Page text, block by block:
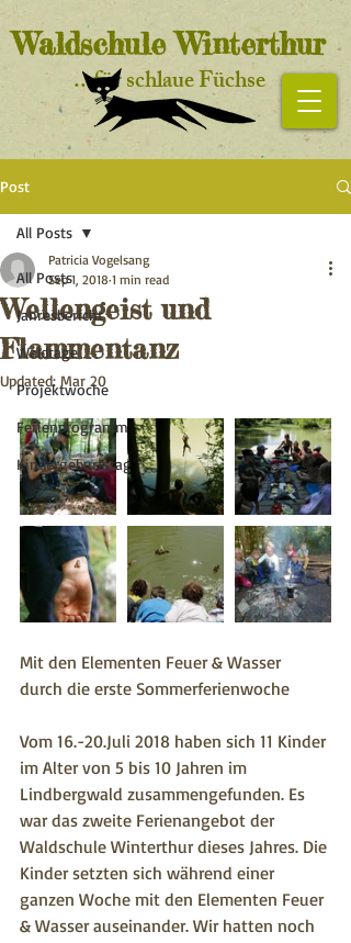
Waldschule Winterthur
...für schlaue Füchse
Startseite
Post
All Posts
Jahresbericht
Waldtage
Projektwoche
Ferienprogramm
Kindergeburtstag
All Posts
Wellengeist und
Flammentanz
Patricia Vogelsang
Sep 1, 2018 1 min read
Updated: Mar 20
Mit den Elementen Feuer & Wasser
durch die erste Sommerferienwoche
Vom 16.-20.Juli 2018 haben sich 11 Kinder
im Alter von 5 bis 10 Jahren im
Lindbergwald zusammengefunden. Es
war das zweite Ferienangebot der
Waldschule Winterthur dieses Jahres. Die
Kinder setzten sich während einer
ganzen Woche mit den Elementen Feuer
& Wasser auseinander. Wir hatten noch